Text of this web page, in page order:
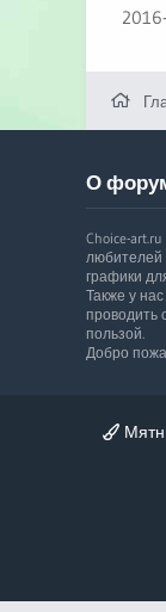
О
Choice-
любителей
графики
Также у
проводить
пользой.
Добро